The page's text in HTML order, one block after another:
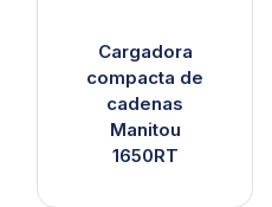
Cargadora
compacta de
cadenas
Manitou
1650RT